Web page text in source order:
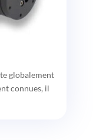
globalement
connues, il